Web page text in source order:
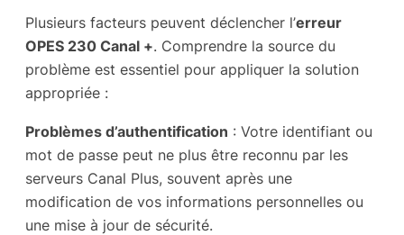
Plusieurs facteurs peuvent déclencher l’erreur
OPES 230 Canal +. Comprendre la source du
problème est essentiel pour appliquer la solution
appropriée :
Problèmes d’authentification : Votre identifiant ou
mot de passe peut ne plus être reconnu par les
serveurs Canal Plus, souvent après une
modification de vos informations personnelles ou
une mise à jour de sécurité.